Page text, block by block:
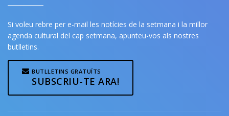
Si voleu rebre per e-mail les notícies de la setmana i la millor
agenda cultural del cap setmana, apunteu-vos als nostres
butlletins.
BUTLLETINS GRATUÏTS
SUBSCRIU-TE ARA!